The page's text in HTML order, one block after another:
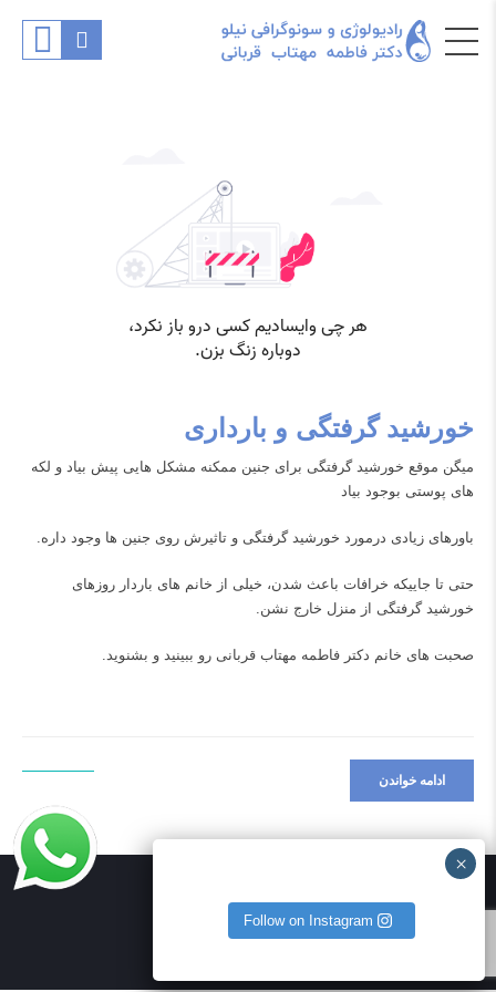
خورشید گرفتگی و بارداری
میگن موقع خورشید گرفتگی برای جنین ممکنه مشکل هایی پیش بیاد و لکه
های پوستی بوجود بیاد
باورهای زیادی درمورد خورشید گرفتگی و تاثیرش روی جنین ها وجود داره.
حتی تا جاییکه خرافات باعث شدن، خیلی از خانم های باردار روزهای
خورشید گرفتگی از منزل خارج نشن.
صحبت های خانم دکتر فاطمه مهتاب قربانی رو ببینید و بشنوید.
ادامه خواندن
Follow on Instagram